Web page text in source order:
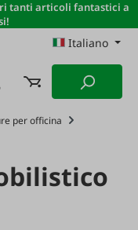
tanti articoli fantastici a
Italiano
per officina